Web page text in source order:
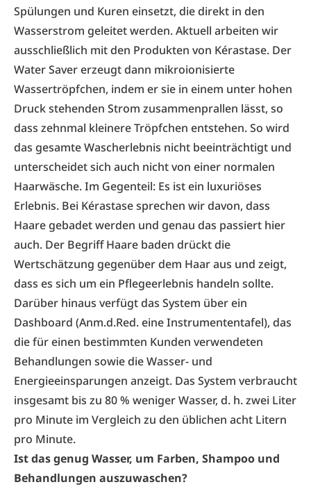
Spülungen und Kuren einsetzt, die direkt in den
Wasserstrom geleitet werden. Aktuell arbeiten wir
ausschließlich mit den Produkten von Kérastase. Der
Water Saver erzeugt dann mikroionisierte
Wassertröpfchen, indem er sie in einem unter hohen
Druck stehenden Strom zusammenprallen lässt, so
dass zehnmal kleinere Tröpfchen entstehen. So wird
das gesamte Wascherlebnis nicht beeinträchtigt und
unterscheidet sich auch nicht von einer normalen
Haarwäsche. Im Gegenteil: Es ist ein luxuriöses
Erlebnis. Bei Kérastase sprechen wir davon, dass
Haare gebadet werden und genau das passiert hier
auch. Der Begriff Haare baden drückt die
Wertschätzung gegenüber dem Haar aus und zeigt,
dass es sich um ein Pflegeerlebnis handeln sollte.
Darüber hinaus verfügt das System über ein
Dashboard (Anm.d.Red. eine Instrumententafel), das
die für einen bestimmten Kunden verwendeten
Behandlungen sowie die Wasser- und
Energieeinsparungen anzeigt. Das System verbraucht
insgesamt bis zu 80 % weniger Wasser, d. h. zwei Liter
pro Minute im Vergleich zu den üblichen acht Litern
pro Minute.
Ist das genug Wasser, um Farben, Shampoo und
Behandlungen auszuwaschen?